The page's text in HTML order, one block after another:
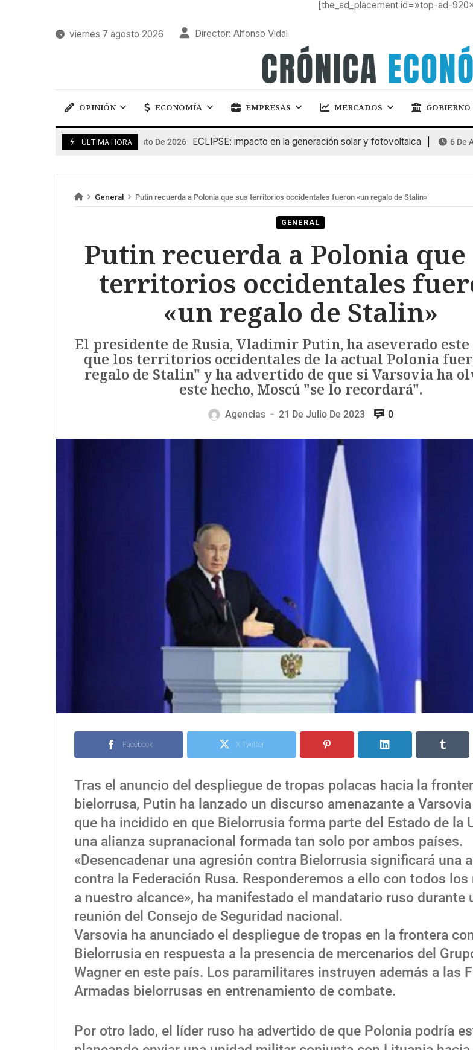
[the_ad_placement id=»top-ad-
viernes 7 agosto 2026 Director: Alfonso Vidal
OPINIÓN ECONOMÍA EMPRESAS MERCADOS GOBIERNO
ÚLTIMA HORA
6 De Agosto De 2026 ECLIPSE: impacto en la generación solar y fotovoltaica 6 De
General Putin recuerda a Polonia que sus territorios occidentales fueron «un regalo de Stalin»
GENERAL
Putin recuerda a Polonia que
territorios occidentales
«un regalo de Stalin»
El presidente de Rusia, Vladimir Putin, ha aseverado
que los territorios occidentales de la actual Polonia
regalo de Stalin" y ha advertido de que si Varsovia ha
este hecho, Moscú "se lo recordará".
Agencias — 21 De Julio De 2023 0
Facebook X Twitter
Tras el anuncio del despliegue de tropas polacas hacia la
bielorrusa, Putin ha lanzado un discurso amenazante a Varsovia
que ha incidido en que Bielorrusia forma parte del Estado de la
una alianza supranacional formada tan solo por ambos países.
«Desencadenar una agresión contra Bielorrusia significará una
contra la Federación Rusa. Responderemos a ello con todos los
a nuestro alcance», ha manifestado el mandatario ruso durante
reunión del Consejo de Seguridad nacional.
Varsovia ha anunciado el despliegue de tropas en la frontera
Bielorrusia en respuesta a la presencia de mercenarios del
Wagner en este país. Los paramilitares instruyen además a las
Armadas bielorrusas en entrenamiento de combate.
Por otro lado, el líder ruso ha advertido de que Polonia podría